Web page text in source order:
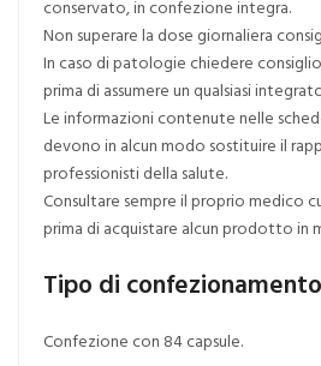
conservato, in confezione integra.
Non superare la dose giornaliera
In caso di patologie chiedere
prima di assumere un qualsiasi
Le informazioni contenute nelle
devono in alcun modo sostituire il
professionisti della salute.
Consultare sempre il proprio medico
prima di acquistare alcun prodotto in
Tipo di confezionamento
Confezione con 84 capsule.